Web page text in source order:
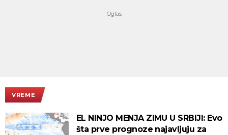
VREME
EL NINJO MENJA ZIMU U SRBIJI: Evo
šta prve prognoze najavljuju za